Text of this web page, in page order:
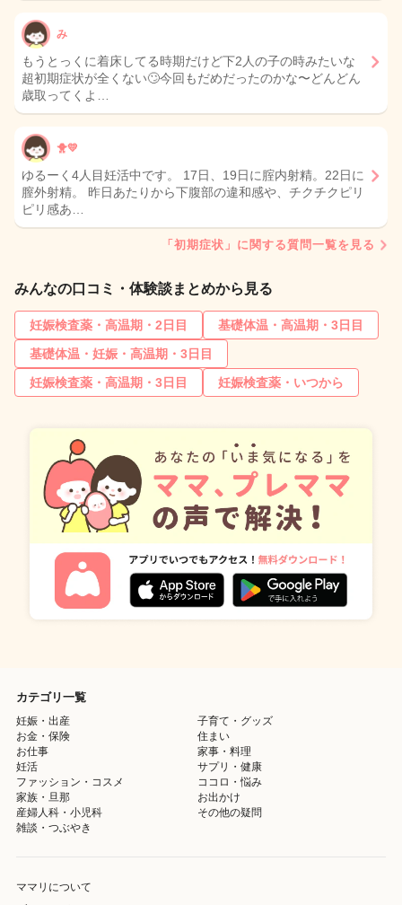
み
もうとっくに着床してる時期だけど下2人の子の時みたいな
超初期症状が全くない🙄今回もだめだったのかな〜どんどん
歳取ってくよ…
🐥💛
ゆるーく4人目妊活中です。 17日、19日に腟内射精。22日に
膣外射精。 昨日あたりから下腹部の違和感や、チクチクピリ
ピリ感あ…
「初期症状」に関する質問一覧を見る
みんなの口コミ・体験談まとめから見る
妊娠検査薬・高温期・2日目
基礎体温・高温期・3日目
基礎体温・妊娠・高温期・3日目
妊娠検査薬・高温期・3日目
妊娠検査薬・いつから
カテゴリ一覧
妊娠・出産
子育て・グッズ
お金・保険
住まい
お仕事
家事・料理
妊活
サプリ・健康
ファッション・コスメ
ココロ・悩み
家族・旦那
お出かけ
産婦人科・小児科
その他の疑問
雑談・つぶやき
ママリについて